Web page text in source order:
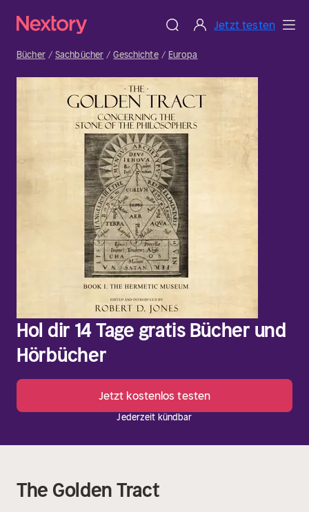
Jetzt testen
Bücher Sachbücher Geschichte Europa
Hol dir 14 Tage gratis Bücher und
Hörbücher
Jetzt kostenlos testen
Jederzeit kündbar
The Golden Tract